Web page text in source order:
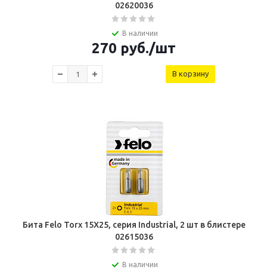
02620036
В наличии
270 руб./шт
В корзину
Бита Felo Torx 15X25, серия Industrial, 2 шт в блистере
02615036
В наличии